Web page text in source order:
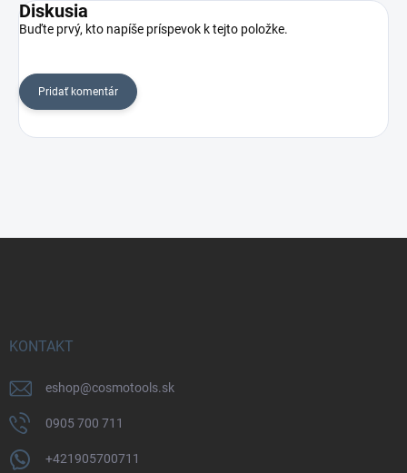
Diskusia
Buďte prvý, kto napíše príspevok k tejto položke.
Pridať komentár
KONTAKT
eshop@cosmotools.sk
0905 700 711
+421905700711